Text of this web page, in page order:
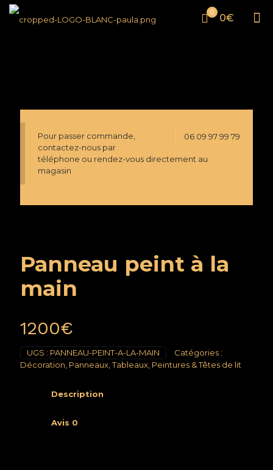
0 0€
06 09 97 99 79
Pour passer commande,
contactez-nous par
téléphone ou rendez-vous directement au
magasin
Panneau peint à la
main
1200€
UGS : PANNEAU-PEINT-A-LA-MAIN
Catégories :
Décoration Panneaux, Tableaux, Peintures & Têtes de lit
Description
Avis 0